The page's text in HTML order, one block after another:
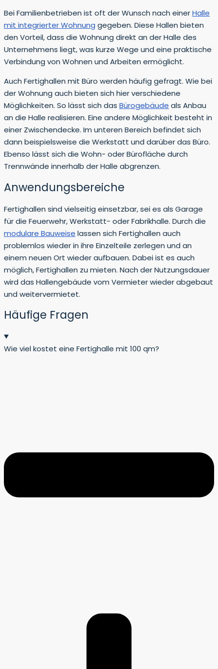
Bei Familienbetrieben ist oft der Wunsch nach einerHalle
mit integrierter Wohnung gegeben. Diese Hallen bieten
den Vorteil, dass die Wohnung direkt an der Halle des
Unternehmens liegt, was kurze Wege und eine praktische
Verbindung von Wohnen und Arbeiten ermöglicht.
Auch Fertighallen mit Büro werden häufig gefragt. Wie bei
der Wohnung auch bieten sich hier verschiedene
Möglichkeiten. So lässt sich das Bürogebäude als Anbau
an die Halle realisieren. Eine andere Möglichkeit besteht in
einer Zwischendecke. Im unteren Bereich befindet sich
dann beispielsweise die Werkstatt und darüber das Büro.
Ebenso lässt sich die Wohn- oder Bürofläche durch
Trennwände innerhalb der Halle abgrenzen.
Anwendungsbereiche
Fertighallen sind vielseitig einsetzbar, sei es als Garage
für die Feuerwehr, Werkstatt- oder Fabrikhalle. Durch die
modulare Bauweise lassen sich Fertighallen auch
problemlos wieder in ihre Einzelteile zerlegen und an
einem neuen Ort wieder aufbauen. Dabei ist es auch
möglich, Fertighallen zu mieten. Nach der Nutzungsdauer
wird das Hallengebäude vom Vermieter wieder abgebaut
und weitervermietet.
Häufige Fragen
Wie viel kostet eine Fertighalle mit 100 qm?